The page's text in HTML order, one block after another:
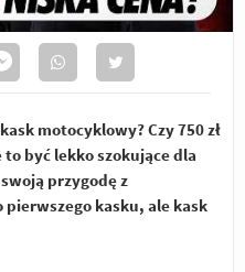
motocyklowy? Czy 750 zł
być lekko szokujące dla
przygodę z
kasku, ale kask